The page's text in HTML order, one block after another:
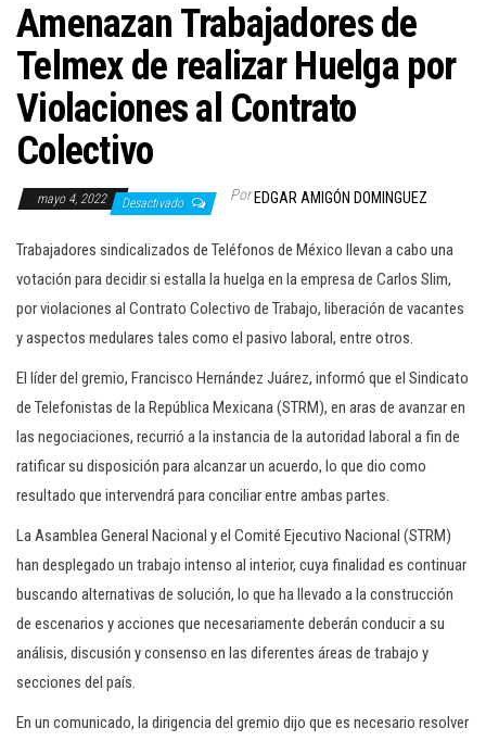
Amenazan Trabajadores de
Telmex de realizar Huelga por
Violaciones al Contrato
Colectivo
mayo 4, 2022 Desactivado Por EDGAR AMIGÓN DOMINGUEZ
Trabajadores sindicalizados de Teléfonos de México llevan a cabo una
votación para decidir si estalla la huelga en la empresa de Carlos Slim,
por violaciones al Contrato Colectivo de Trabajo, liberación de vacantes
y aspectos medulares tales como el pasivo laboral, entre otros.
El líder del gremio, Francisco Hernández Juárez, informó que el Sindicato
de Telefonistas de la República Mexicana (STRM), en aras de avanzar en
las negociaciones, recurrió a la instancia de la autoridad laboral a fin de
ratificar su disposición para alcanzar un acuerdo, lo que dio como
resultado que intervendrá para conciliar entre ambas partes.
La Asamblea General Nacional y el Comité Ejecutivo Nacional (STRM)
han desplegado un trabajo intenso al interior, cuya finalidad es continuar
buscando alternativas de solución, lo que ha llevado a la construcción
de escenarios y acciones que necesariamente deberán conducir a su
análisis, discusión y consenso en las diferentes áreas de trabajo y
secciones del país.
En un comunicado, la dirigencia del gremio dijo que es necesario resolver